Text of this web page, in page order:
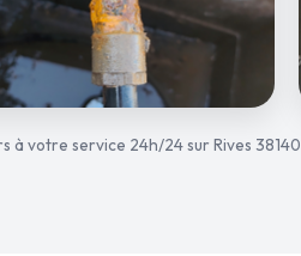
à votre service 24h/24 sur Rives 38140